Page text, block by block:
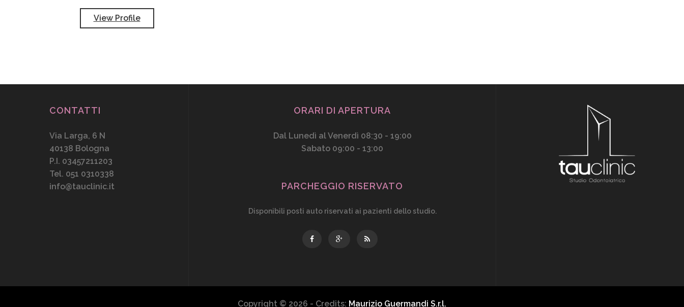
View Profile
CONTATTI
Via Larga, 6 N
40138 Bologna
P.I. 03457211203
Tel. 051 0310338
info@tauclinic.it
ORARI DI APERTURA
Dal Lunedì al Venerdì 08:30 - 19:00
Sabato 09:00 - 13:00
PARCHEGGIO RISERVATO
Disponibili posti auto riservati ai pazienti dello studio.
Copyright © 2026 - Credits: Maurizio Guermandi S.r.l.